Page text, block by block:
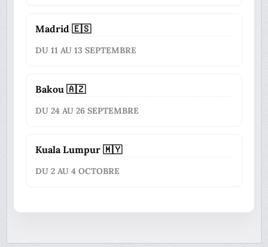
Madrid 🇪🇸
DU 11 AU 13 SEPTEMBRE
Bakou 🇦🇿
DU 24 AU 26 SEPTEMBRE
Kuala Lumpur 🇲🇾
DU 2 AU 4 OCTOBRE